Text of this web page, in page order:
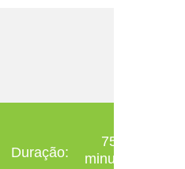
Duração:
75
minutos